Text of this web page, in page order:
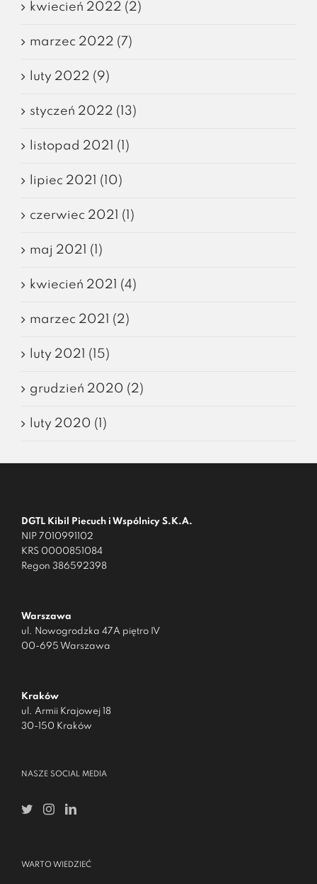
kwiecień 2022 (2)
marzec 2022 (7)
luty 2022 (9)
styczeń 2022 (13)
listopad 2021 (1)
lipiec 2021 (10)
czerwiec 2021 (1)
maj 2021 (1)
kwiecień 2021 (4)
marzec 2021 (2)
luty 2021 (15)
grudzień 2020 (2)
luty 2020 (1)
DGTL Kibil Piecuch i Wspólnicy S.K.A.
NIP 7010991102
KRS 0000851084
Regon 386592398
Warszawa
ul. Nowogrodzka 47A piętro IV
00-695 Warszawa
Kraków
ul. Armii Krajowej 18
30-150 Kraków
NASZE SOCIAL MEDIA
WARTO WIEDZIEĆ